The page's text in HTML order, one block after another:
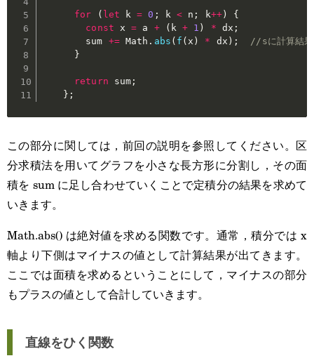
for ( let k = 0 ; k < n ; k++)
{
const x = a + ( k + 1 ) * dx ;
        sum
+= Math . abs ( f (x ) * dx ) ;
//sに計算結果
}
return sum ;
} ;
この部分に関しては，前回の説明を参照してください。区
分求積法を用いてグラフを小さな長方形に分割し，その面
積を sum に足し合わせていくことで定積分の結果を求めて
いきます。
Math.abs() は絶対値を求める関数です。通常，積分では x
軸より下側はマイナスの値として計算結果が出てきます。
ここでは面積を求めるということにして，マイナスの部分
もプラスの値として合計していきます。
直線をひく関数